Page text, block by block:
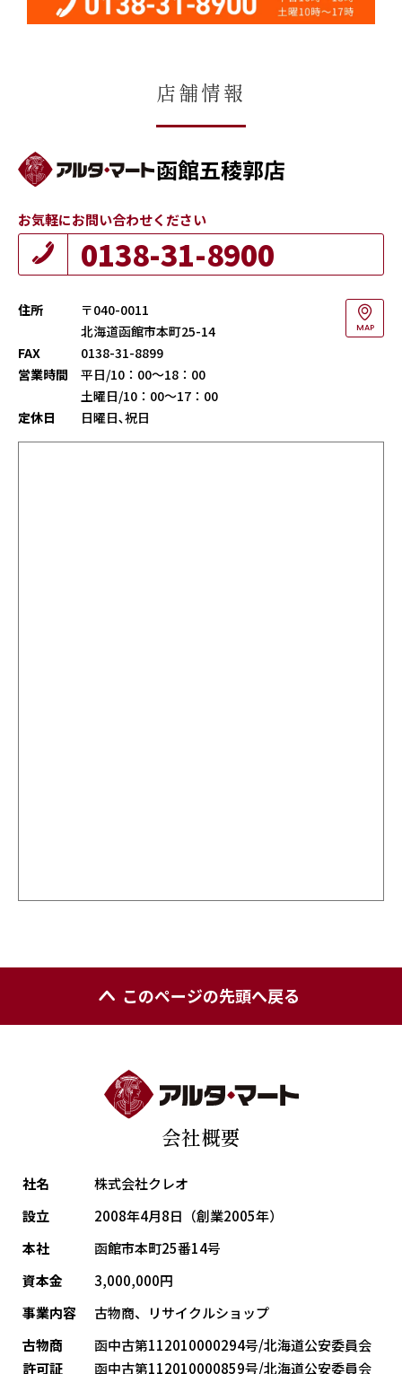
店舗情報
函館五稜郭店
お気軽にお問い合わせください
0138-31-8900
住所
〒040-0011
北海道函館市本町25-14
MAP
FAX
0138-31-8899
営業時間
平日/10：00～18：00
土曜日/10：00～17：00
定休日
日曜日､祝日
このページの先頭へ戻る
会社概要
社名
株式会社クレオ
設立
2008年4月8日（創業2005年）
本社
函館市本町25番14号
資本金
3,000,000円
事業内容
古物商、リサイクルショップ
古物商
許可証
函中古第112010000294号/北海道公安委員会
函中古第112010000859号/北海道公安委員会